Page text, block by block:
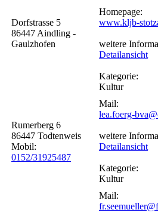
Dorfstrasse 5
86447 Aindling -
Gaulzhofen
Homepage:
www.kljb-
weitere
Detailansicht
Kategorie:
Kultur
Rumerberg 6
86447 Todtenweis
Mobil:
0152/31925487
Mail:
lea.foerg-
weitere
Detailansicht
Kategorie:
Kultur
Mail: